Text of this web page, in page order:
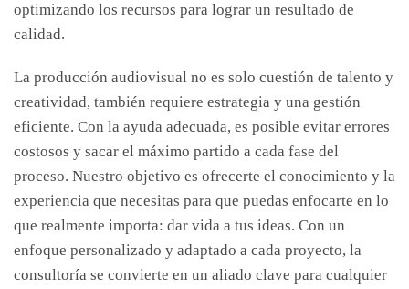
optimizando los recursos para lograr un resultado de
calidad.
La producción audiovisual no es solo cuestión de talento y
creatividad, también requiere estrategia y una gestión
eficiente. Con la ayuda adecuada, es posible evitar errores
costosos y sacar el máximo partido a cada fase del
proceso. Nuestro objetivo es ofrecerte el conocimiento y la
experiencia que necesitas para que puedas enfocarte en lo
que realmente importa: dar vida a tus ideas. Con un
enfoque personalizado y adaptado a cada proyecto, la
consultoría se convierte en un aliado clave para cualquier